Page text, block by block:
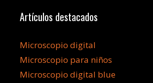
Artículos destacados
Microscopio digital
Microscopio para niños
Microscopio digital blue